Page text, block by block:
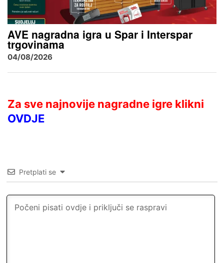
AVE nagradna igra u Spar i Interspar
trgovinama
04/08/2026
Za sve najnovije nagradne igre klikni
OVDJE
Pretplati se